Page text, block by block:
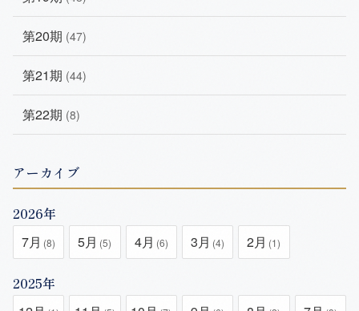
第20期 (47)
第21期 (44)
第22期 (8)
アーカイブ
2026年
7月 (8) 5月 (5) 4月 (6) 3月 (4) 2月 (1)
2025年